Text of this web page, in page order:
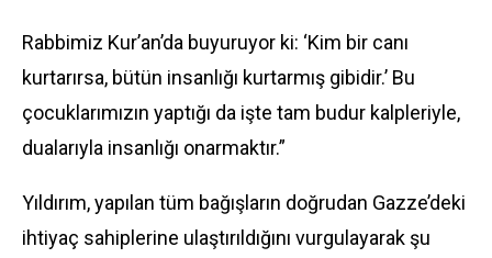
Rabbimiz Kur’an’da buyuruyor ki: ‘Kim bir canı
kurtarırsa, bütün insanlığı kurtarmış gibidir.’ Bu
çocuklarımızın yaptığı da işte tam budur kalpleriyle,
dualarıyla insanlığı onarmaktır.”
Yıldırım, yapılan tüm bağışların doğrudan Gazze’deki
ihtiyaç sahiplerine ulaştırıldığını vurgulayarak şu